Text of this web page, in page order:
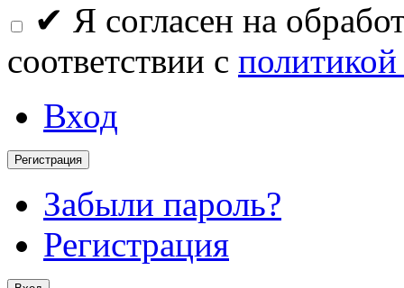
✔ Я согласен на
соответствии с
Вход
Регистрация
Забыли пароль?
Регистрация